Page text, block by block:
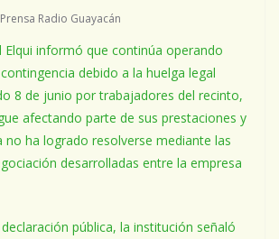
Prensa Radio Guayacán
Elqui informó que continúa operando
debido a la huelga legal
8 de junio por trabajadores del recinto,
afectando parte de sus prestaciones y
no ha logrado resolverse mediante las
desarrolladas entre la empresa
pública, la institución señaló